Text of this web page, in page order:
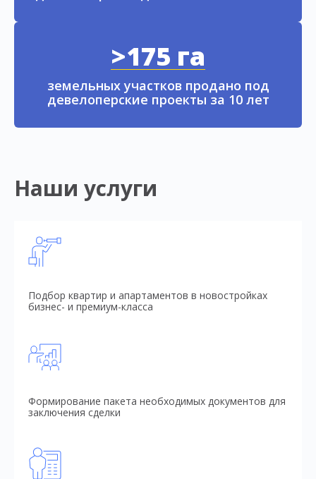
>175 га
земельных участков продано под
девелоперские проекты за 10 лет
Наши услуги
Подбор квартир и апартаментов в новостройках
бизнес- и премиум-класса
Формирование пакета необходимых документов для
заключения сделки